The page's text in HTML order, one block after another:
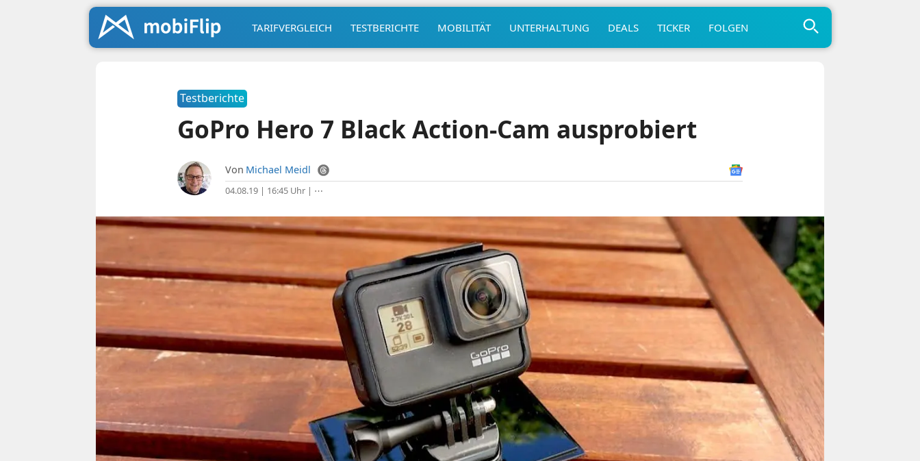
TARIFVERGLEICH TESTBERICHTE MOBILITÄT UNTERHALTUNG DEALS TICKER FOLGEN
Testberichte
GoPro Hero 7 Black Action-Cam ausprobiert
Von Michael Meidl
04.08.19 | 16:45 Uhr| ⋯